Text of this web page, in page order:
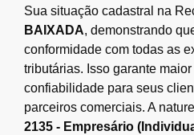
Sua situação cadastral na
BAIXADA, demonstrando
conformidade com todas as
tributárias. Isso garante
confiabilidade para seus
parceiros comerciais. A
2135 - Empresário